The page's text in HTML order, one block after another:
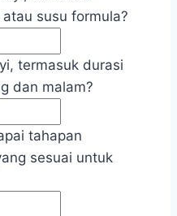
susu formula?
termasuk durasi
dan malam?
tahapan
sesuai untuk